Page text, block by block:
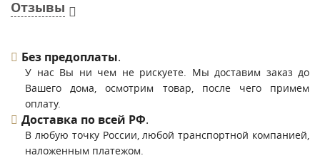
Отзывы
Без предоплаты.
У нас Вы ни чем не рискуете. Мы доставим заказ до
Вашего дома, осмотрим товар, после чего примем
оплату.
Доставка по всей РФ.
В любую точку России, любой транспортной компанией,
наложенным платежом.